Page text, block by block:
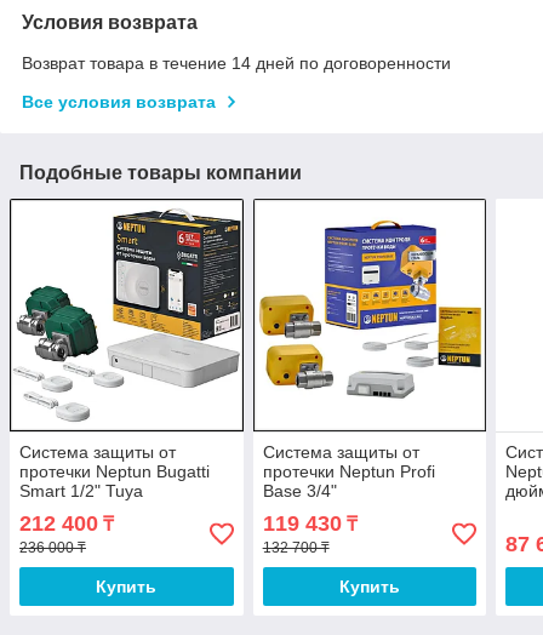
Условия возврата
Возврат товара в течение 14 дней по договоренности
Все условия возврата
Подобные товары компании
Система защиты от
протечки Neptun Bugatti
Smart 1/2" Tuya
212 400 ₸
236 000 ₸
Купить
Система защиты от
протечки Neptun Profi
Base 3/4"
119 430₸
132 700 ₸
Купить
87